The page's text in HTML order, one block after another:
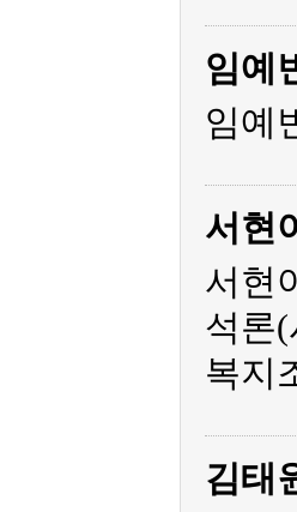
임예
임예
서현
서현
석론
복지
김태